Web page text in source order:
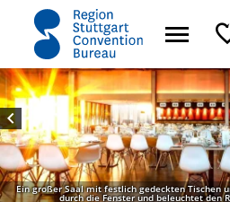
Startseite Legendenhalle in der
Ein großer Saal mit festlich gedeckten Tischen
durch die Fenster und beleuchtet den